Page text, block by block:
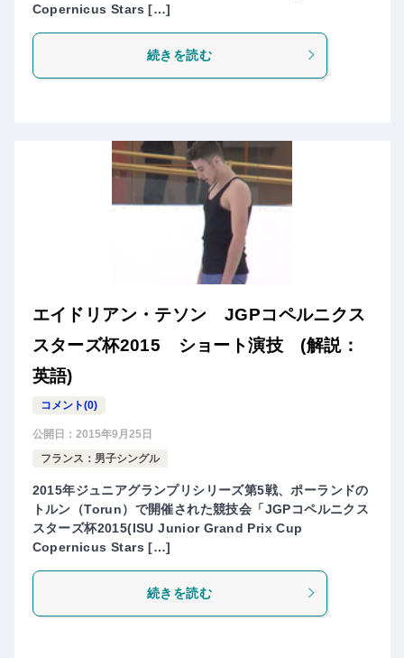
Copernicus Stars […]
続きを読む
エイドリアン・テソン JGPコペルニクス
スターズ杯2015 ショート演技 (解説：
英語)
コメント(0)
公開日： 2015年9月25日
フランス：男子シングル
2015年ジュニアグランプリシリーズ第5戦、ポーランドの
トルン（Torun）で開催された競技会「JGPコペルニクス
スターズ杯2015(ISU Junior Grand Prix Cup
Copernicus Stars […]
続きを読む